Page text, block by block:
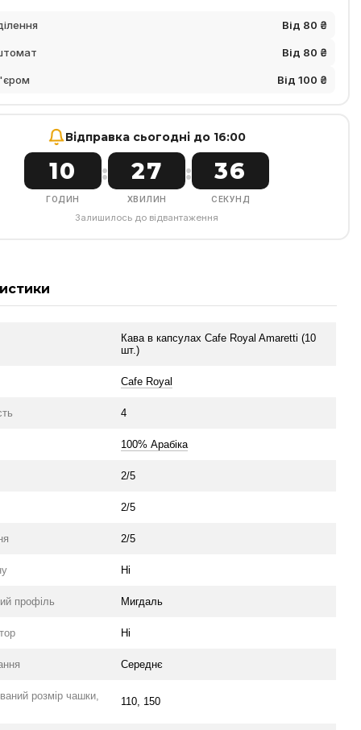
Від 80 ₴
Від 80 ₴
Від 100 ₴
Відправка сьогодні до 16:00
10
ГОДИН
: 27
ХВИЛИН
: 35
СЕКУНД
Залишилось до відвантаження
Кава в капсулах Cafe Royal Amaretti (10
шт.)
Cafe Royal
4
100% Арабіка
2/5
2/5
2/5
Ні
профіль Мигдаль
Ні
Середнє
розмір чашки,
110, 150